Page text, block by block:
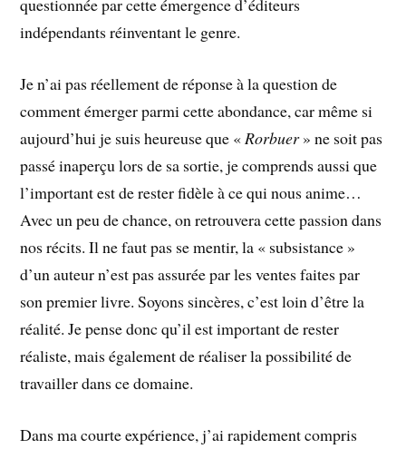
questionnée par cette émergence d’éditeurs
indépendants réinventant le genre.
Je n’ai pas réellement de réponse à la question de
comment émerger parmi cette abondance, car même si
aujourd’hui je suis heureuse que «Rorbuer» ne soit pas
passé inaperçu lors de sa sortie, je comprends aussi que
l’important est de rester fidèle à ce qui nous anime…
Avec un peu de chance, on retrouvera cette passion dans
nos récits. Il ne faut pas se mentir, la « subsistance »
d’un auteur n’est pas assurée par les ventes faites par
son premier livre. Soyons sincères, c’est loin d’être la
réalité. Je pense donc qu’il est important de rester
réaliste, mais également de réaliser la possibilité de
travailler dans ce domaine.
Dans ma courte expérience, j’ai rapidement compris